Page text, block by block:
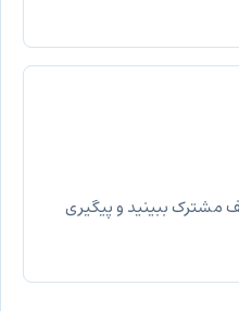
مشترک ببینید و پیگیری